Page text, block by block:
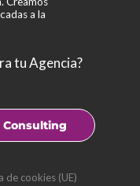
a la
tu Agencia?
Consulting
de cookies (UE)